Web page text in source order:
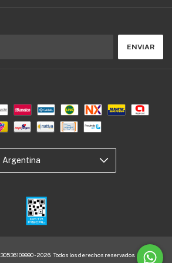
- 2026. Todos los derechos reservados.